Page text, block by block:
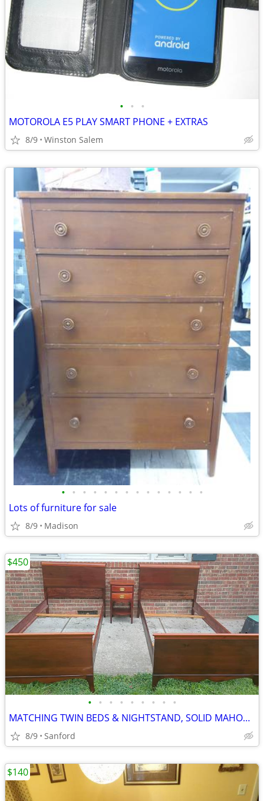
• • •
MOTOROLA E5 PLAY SMART PHONE + EXTRAS
8/9 Winston Salem
• • • • • • • • • • • • • •
Lots of furniture for sale
8/9 Madison
• • • • • • • • •
MATCHING TWIN BEDS & NIGHTSTAND, SOLID MAHOGANY, CONTINENTAL FURNITURE
8/9 Sanford
$450
$140